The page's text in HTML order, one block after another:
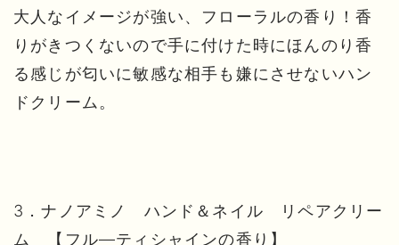
大人なイメージが強い、フローラルの香り！香
りがきつくないので手に付けた時にほんのり香
る感じが匂いに敏感な相手も嫌にさせないハン
ドクリーム。
3．ナノアミノ ハンド＆ネイル リペアクリー
ム 【フル―ティシャインの香り】